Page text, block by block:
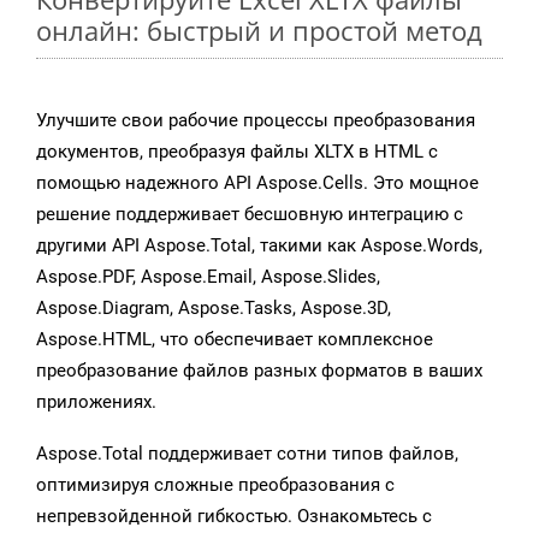
онлайн: быстрый и простой метод
Улучшите свои рабочие процессы преобразования
документов, преобразуя файлы XLTX в HTML с
помощью надежного API Aspose.Cells. Это мощное
решение поддерживает бесшовную интеграцию с
другими API Aspose.Total, такими как Aspose.Words,
Aspose.PDF, Aspose.Email, Aspose.Slides,
Aspose.Diagram, Aspose.Tasks, Aspose.3D,
Aspose.HTML, что обеспечивает комплексное
преобразование файлов разных форматов в ваших
приложениях.
Aspose.Total поддерживает сотни типов файлов,
оптимизируя сложные преобразования с
непревзойденной гибкостью. Ознакомьтесь с